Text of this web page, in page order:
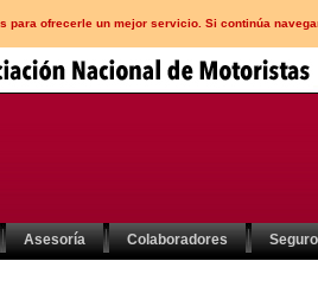
para ofrecerle un mejor servicio. Si continúa
Asesoría Colaboradores